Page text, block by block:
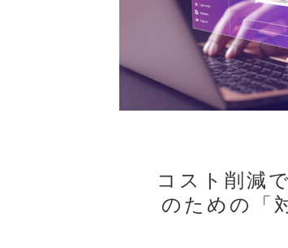
コスト削減
のための「